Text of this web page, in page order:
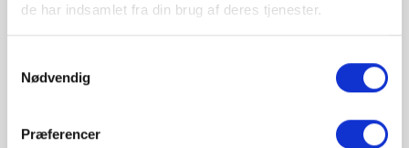
de har indsamlet fra din brug af deres tjenester.
Nødvendig
Præferencer
Kan dæmpes?Nej, kan ikke dæmpes
Højde 150 cm.
skandinavisk design. Verona er opbygget af to